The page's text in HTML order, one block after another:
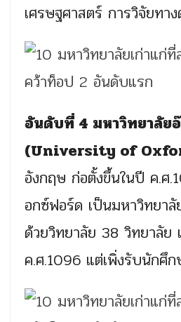
เศรษฐศาสตร์ การวิจัยทา
อันดับที่ 4 มหาวิทยาลัย
(University of
อังกฤษ ก่อตั้งขึ้นในปี ค.ศ
อกซ์ฟอร์ด เป็นมหาวิทยา
ด้วยวิทยาลัย 38 วิทยาลัย
ค.ศ.1096 แต่เพิ่งรับนักศึ